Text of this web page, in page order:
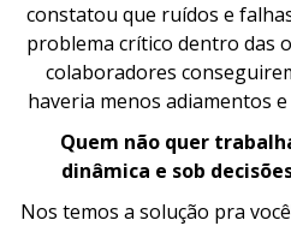
constatou que ruídos e
problema crítico dentro das
colaboradores
haveria menos adiamentos
Quem não quer
dinâmica e sob
Nos temos a solução pra